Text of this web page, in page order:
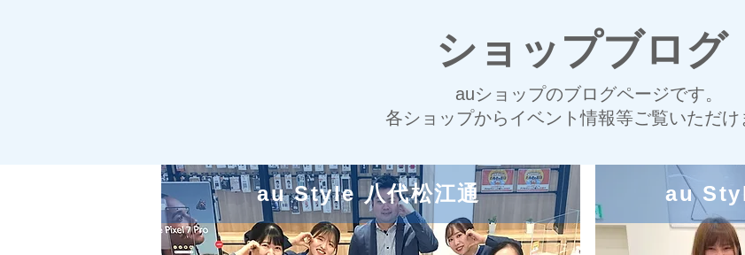
ショップブログ
auショップのブログページです。
各ショップからイベント情報等ご覧いただけ
au Style 八代松江通 au